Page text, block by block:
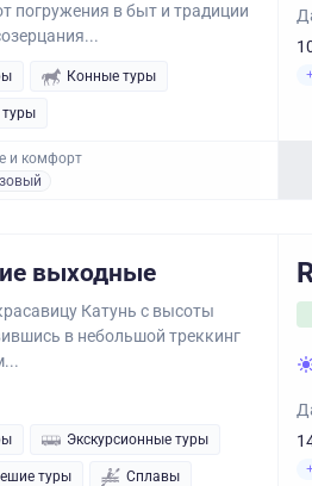
погружения в быт и традиции
Конные туры
и комфорт
выходные
Катунь с высоты
в небольшой треккинг
Экскурсионные туры
туры Сплавы